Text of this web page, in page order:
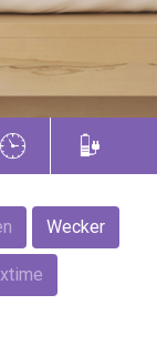
Wecker